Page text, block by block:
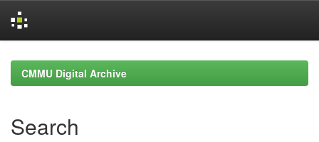
navigationCMMU Digital Archive
Search